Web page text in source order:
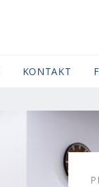
(CURRENT)
KONTAKT